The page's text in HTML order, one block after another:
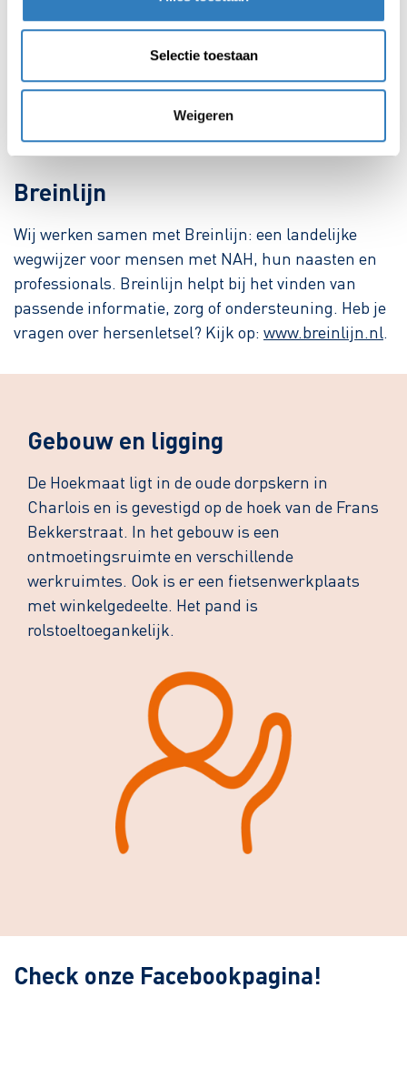
Selectie toestaan
Weigeren
jou en je verwanten. Met hem of haar bespreek je
voldoen. Als je ondersteuning nodig hebt, krijg je
begeleiding. De locatiemanager is verantwoordelijk
voor de dagelijkse gang van zaken en geeft leiding
aan de medewerkers.
Breinlijn
Wij werken samen met Breinlijn: een landelijke
wegwijzer voor mensen met NAH, hun naasten en
professionals. Breinlijn helpt bij het vinden van
passende informatie, zorg of ondersteuning. Heb je
vragen over hersenletsel? Kijk op: www.breinlijn.nl.
Gebouw en ligging
De Hoekmaat ligt in de oude dorpskern in
Charlois en is gevestigd op de hoek van de Frans
Bekkerstraat. In het gebouw is een
ontmoetingsruimte en verschillende
werkruimtes. Ook is er een fietsenwerkplaats
met winkelgedeelte. Het pand is
rolstoeltoegankelijk.
Check onze Facebookpagina!